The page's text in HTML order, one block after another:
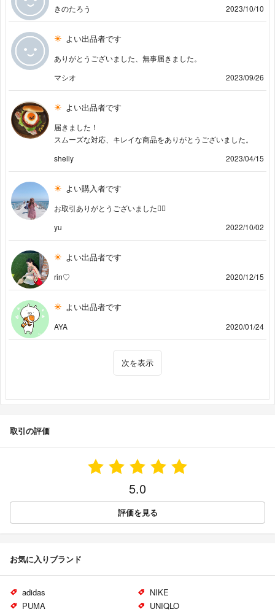
きのたろう 2023/10/10
よい出品者です
ありがとうございました、無事届きました。
マシオ
2023/09/26
よい出品者です
届きました！
スムーズな対応、キレイな商品をありがとうございました。
shelly
2023/04/15
よい購入者です
お取引ありがとうございました🙇‍♀️
yu
2022/10/02
よい出品者です
rin♡ 2020/12/15
よい出品者です
AYA 2020/01/24
次を表示
取引の評価
5.0
評価を見る
お気に入りブランド
adidas
NIKE
PUMA
UNIQLO